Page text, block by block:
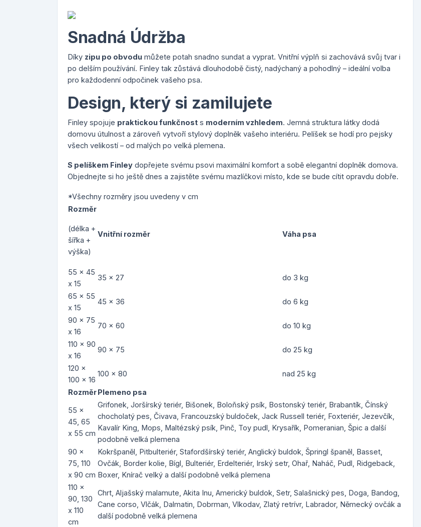
Snadná Údržba
Díky zipu po obvodu můžete potah snadno sundat a vyprat. Vnitřní výplň si zachovává svůj tvar i
po delším používání. Finley tak zůstává dlouhodobě čistý, nadýchaný a pohodlný – ideální volba
pro každodenní odpočinek vašeho psa.
Design, který si zamilujete
Finley spojuje praktickou funkčnost s moderním vzhledem. Jemná struktura látky dodá
domovu útulnost a zároveň vytvoří stylový doplněk vašeho interiéru. Pelíšek se hodí pro pejsky
všech velikostí – od malých po velká plemena.
S pelíškem Finley dopřejete svému psovi maximální komfort a sobě elegantní doplněk domova.
Objednejte si ho ještě dnes a zajistěte svému mazlíčkovi místo, kde se bude cítit opravdu dobře.
*Všechny rozměry jsou uvedeny v cm
Rozměr
(délka +
šířka +
výška)
Vnitřní rozměr Váha psa
55 x 45
x 15
35 x 27 do 3 kg
65 x 55
x 15
45 x 36 do 6 kg
90 x 75
x 16
70 x 60 do 10 kg
110 x 90
x 16
90 x 75 do 25 kg
120 x
100 x 16
100 x 80 nad 25 kg
RozměrPlemeno psa
55 x
45, 65
x 55 cm
Grifonek, Joršírský teriér, Bišonek, Boloňský psík, Bostonský teriér, Brabantík, Čínský
chocholatý pes, Čivava, Francouzský buldoček, Jack Russell teriér, Foxteriér, Jezevčík,
Kavalír King, Mops, Maltézský psík, Pinč, Toy pudl, Krysařík, Pomeranian, Špic a další
podobně velká plemena
90 x
75, 110
x 90 cm
Kokršpaněl, Pitbulteriér, Stafordšírský teriér, Anglický buldok, Špringl španěl, Basset,
Ovčák, Border kolie, Bígl, Bulteriér, Erdelteriér, Irský setr, Ohař, Naháč, Pudl, Ridgeback,
Boxer, Knírač velký a další podobně velká plemena
110 x
90, 130
x 110
cm
Chrt, Aljašský malamute, Akita Inu, Americký buldok, Setr, Salašnický pes, Doga, Bandog,
Cane corso, Vlčák, Dalmatin, Dobrman, Vlkodav, Zlatý retrívr, Labrador, Německý ovčák a
další podobně velká plemena